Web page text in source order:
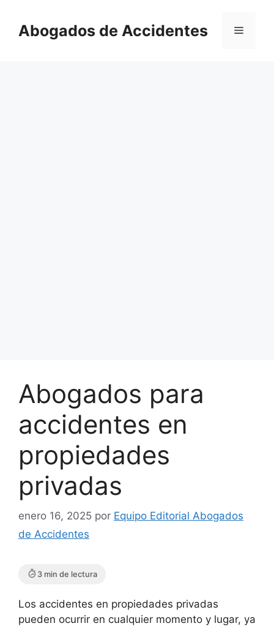
contenido
Abogados de Accidentes Menú
Abogados para
accidentes en
propiedades
privadas
enero 16, 2025 por Equipo Editorial Abogados
de Accidentes
3 min de lectura
Los accidentes en propiedades privadas
pueden ocurrir en cualquier momento y lugar, ya